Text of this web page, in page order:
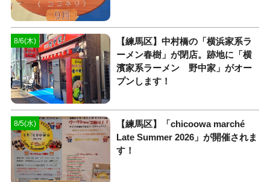
8/6(木)
【練馬区】中村橋の「横浜家系ラ
ーメン春樹」が閉店。跡地に「横
濱家系ラーメン 野中家」がオー
プンします！
8/5(水)
【練馬区】「chicoowa marché
Late Summer 2026」が開催されま
す！